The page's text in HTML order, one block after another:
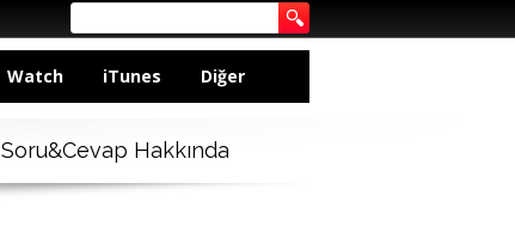
Watch iTunes Diğer
Soru&Cevap Hakkında